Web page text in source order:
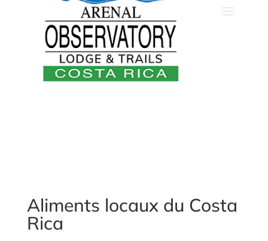
Aliments locaux du Costa
Rica